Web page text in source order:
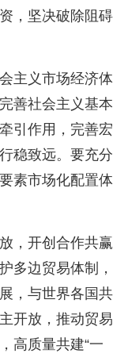
，坚决破除阻碍
主义市场经济体
善社会主义基本
引作用，完善宏
稳致远。要充分
素市场化配置体
，开创合作共赢
多边贸易体制，
，与世界各国共
开放，推动贸易
高质量共建“一